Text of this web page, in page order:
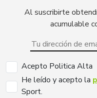
Al suscribirte
acumulable
Acepto Politica Alta
He leído y acepto la
Sport.